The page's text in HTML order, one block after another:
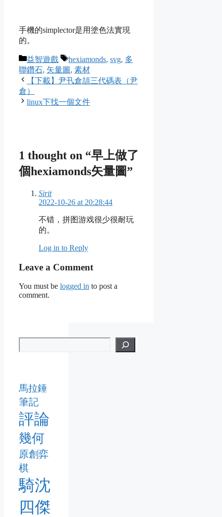
手機的simplector是用塗色法實現
的。
Categories
益智遊戲 Tags
hexiamonds, svg, 多
聯鑽石, 矢量圖 , 素材
【下載】尹卂倉頡三代碼表（尹
倉）
linux下找一個文件
1 thought on “早上做了
個hexiamonds矢量圖”
Sirit
2022-10-26 at 20:28:44
不错，拼图游戏很少很耐玩
的。
Log in to Reply
Leave a Comment
You must be logged in to post a
comment.
馬拉錘
筆記
評論
幾何
原創弈
棋
騎沈
四傑